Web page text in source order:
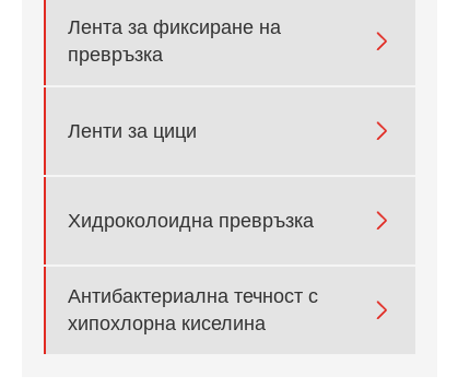
Лента за фиксиране на
превръзка

Ленти за цици 
Хидроколоидна превръзка 
Антибактериална течност с
хипохлорна киселина
